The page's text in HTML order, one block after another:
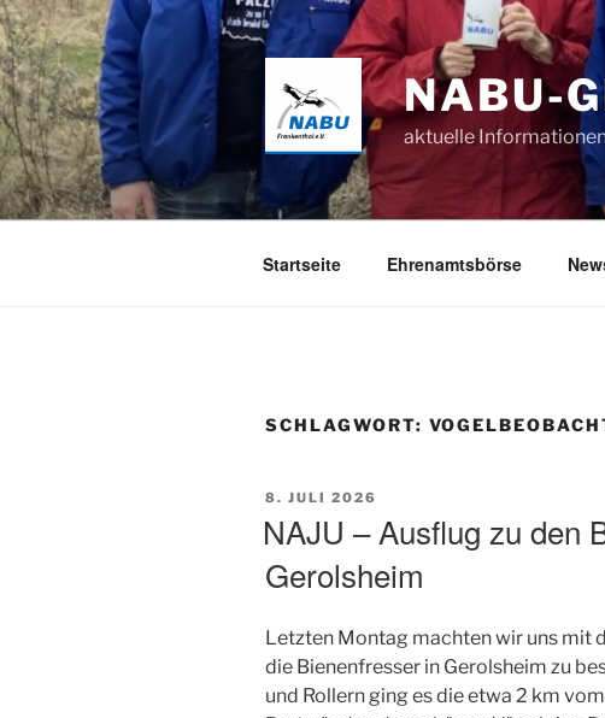
Zum
Inhalt
springen
NABU-
aktuelle
Startseite Ehrenamtsbörse
SCHLAGWORT:
VERÖFFENTLICHT
8. JULI 2026
NAJU – Ausflug zu den
Gerolsheim
Letzten Montag machten wir uns mit
die Bienenfresser in Gerolsheim zu
und Rollern ging es die etwa 2 km